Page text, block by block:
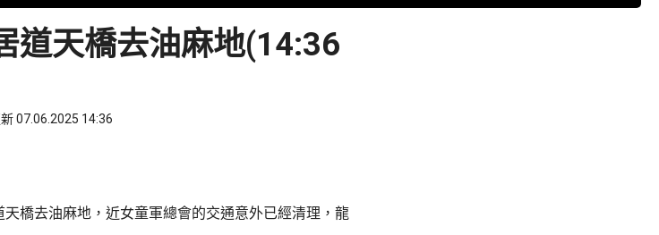
道天橋去油麻地(14:36
07.06.2025 14:36
天橋去油麻地，近女童軍總會的交通意外已經清理，龍